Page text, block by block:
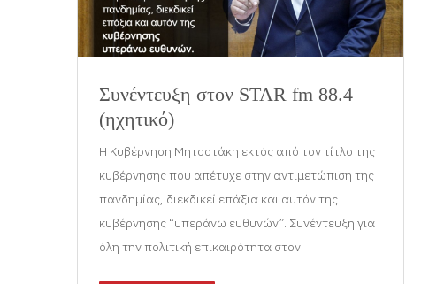
Συνέντευξη στον STAR fm 88.4
(ηχητικό)
Η Κυβέρνηση Μητσοτάκη εκτός από τον τίτλο της
κυβέρνησης που απέτυχε στην αντιμετώπιση της
πανδημίας, διεκδικεί επάξια και αυτόν της
κυβέρνησης “υπεράνω ευθυνών”. Συνέντευξη για
όλη την πολιτική επικαιρότητα στον